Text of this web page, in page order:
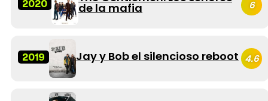
2020 de la mafia 6
2019 Jay y Bob el silencioso reboot 4.6